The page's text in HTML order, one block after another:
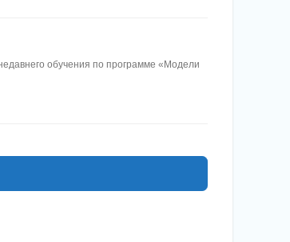
обучения по программе «Модели